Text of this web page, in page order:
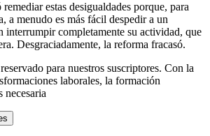
estas desigualdades porque, para
a menudo es más fácil despedir a un
interrumpir completamente su actividad, que
Desgraciadamente, la reforma fracasó.
para nuestros suscriptores. Con la
laborales, la formación
necesaria